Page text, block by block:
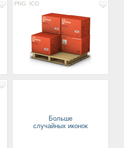
PNG ICO
Больше
случайных иконок